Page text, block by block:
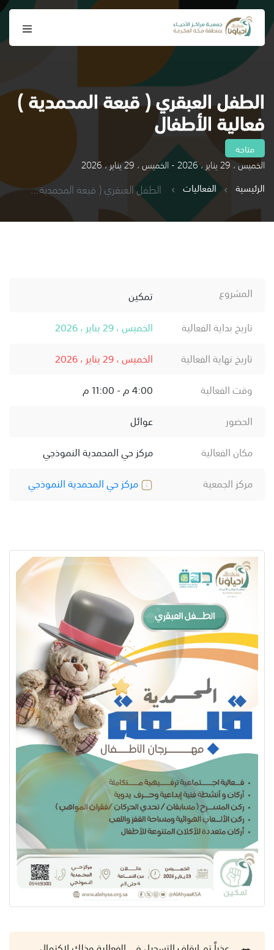
الطفل العبقري ( قبعة المحمدية )
فعالية الأطفال
متاحة
الخميس ، 29 يناير ، 2026 - الخميس ، 29 يناير ، 2026
الرئيسية
الفعاليات الطفل العبقري ( قبعة المحمدية ) فعالية الأطفال
المشروع
تمكين
تاريخ بداية الفعالية
الخميس ، 29 يناير ، 2026
تاريخ نهاية الفعالية
الخميس ، 29 يناير ، 2026
وقت الفعالية
4:00 م - 11:00 م
الحضور
عوائل
مكان الفعالية
مركز حي المحمدية النموذجي
مركز الجمعية
مركز حي المحمدية النموذجي